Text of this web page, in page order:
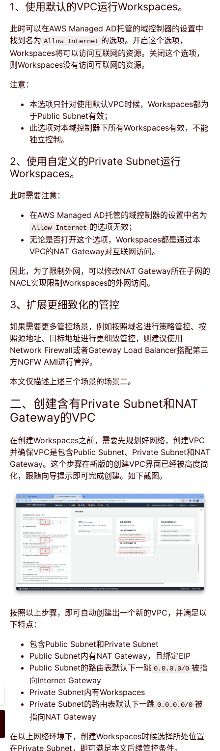
1、使用默认的VPC运行Workspaces。
此时可以在AWS Managed AD托管的域控制器的设置中
找到名为 Allow Internet 的选项。开启这个选项，
Workspaces将可以访问互联网的资源。关闭这个选项，
则Workspaces没有访问互联网的资源。
注意：
本选项只针对使用默认VPC时候，Workspaces都为
于Public Subnet有效；
此选项对本域控制器下所有Workspaces有效，不能
独立控制。
2、使用自定义的Private Subnet运行
Workspaces。
此时需要注意：
在AWS Managed AD托管的域控制器的设置中名为
Allow Internet 的选项无效；
无论是否打开这个选项，Workspaces都是通过本
VPC的NAT Gateway对互联网访问。
因此，为了限制外网，可以修改NAT Gateway所在子网的
NACL实现限制Workspaces的外网访问。
3、扩展更细致化的管控
如果需要更多管控场景，例如按照域名进行策略管控、按
照源地址、目标地址进行更细致管控，则建议使用
Network Firewall或者Gateway Load Balancer搭配第三
方NGFW AMI进行管控。
本文仅描述上述三个场景的场景二。
二、创建含有Private Subnet和NAT
Gateway的VPC
在创建Workspaces之前，需要先规划好网络，创建VPC
并确保VPC是包含Public Subnet、Private Subnet和NAT
Gateway。这个步骤在新版的创建VPC界面已经被高度简
化，跟随向导提示即可完成创建。如下截图。
按照以上步骤，即可自动创建出一个新的VPC，并满足以
下特点：
包含Public Subnet和Private Subnet
Public Subnet内有NAT Gateway，且绑定EIP
Public Subnet的路由表默认下一跳 0.0.0.0/0 被指
向Internet Gateway
Private Subnet内有Workspaces
Private Subnet的路由表默认下一跳 0.0.0.0/0 被
指向NAT Gateway
在以上网络环境下，创建Workspaces时候选择所处位置
在Private Subnet，即可满足本文后续管控条件。